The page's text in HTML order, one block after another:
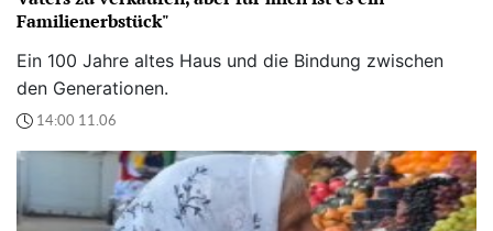
Familienerbstück"
Ein 100 Jahre altes Haus und die Bindung zwischen
den Generationen.
14:00 11.06